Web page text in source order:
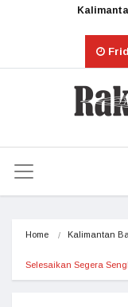
Home Kalimantan
Selesaikan Segera